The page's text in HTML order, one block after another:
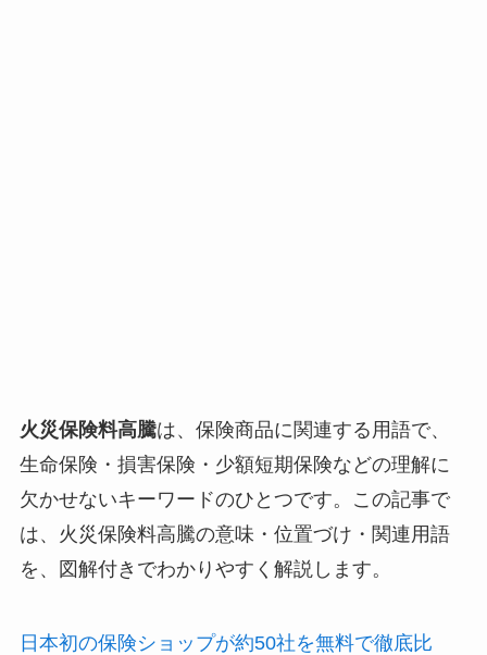
火災保険料高騰は、保険商品に関連する用語で、
生命保険・損害保険・少額短期保険などの理解に
欠かせないキーワードのひとつです。この記事で
は、火災保険料高騰の意味・位置づけ・関連用語
を、図解付きでわかりやすく解説します。
日本初の保険ショップが約50社を無料で徹底比